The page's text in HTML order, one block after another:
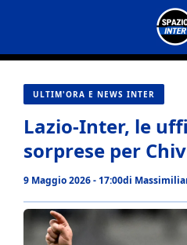
contenuto
ULTIM'ORA E NEWS INTER
Lazio-Inter, le
sorprese per
9 Maggio 2026 - 17:00di